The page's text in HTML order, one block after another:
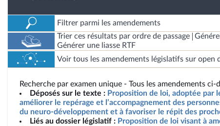
Filtrer parmi les amendements
Trier ces résultats par ordre de passage
Générer une liasse RTF
Voir tous les amendements législatifs sur open
Recherche par examen unique - Tous les amendements ci-
Déposés sur le texte : Proposition de loi, adoptée par
améliorer le repérage et l’accompagnement des
du neuro-développement et à favoriser le répit des
Liés au dossier législatif : Proposition de loi visant à